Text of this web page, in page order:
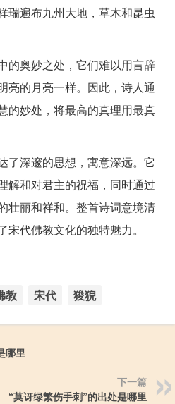
瑞遍布九州大地，草木和昆虫
的奥妙之处，它们难以用言辞
亮的月亮一样。因此，诗人通
的妙处，将最高的真理用最真
了深邃的思想，寓意深远。它
解和对君主的祝福，同时通过
壮丽和祥和。整首诗词意境清
代佛教文化的独特魅力。
教 宋代 狻猊
哪里
下一篇
“莫讶绿繁伤手刺”的出处是哪里